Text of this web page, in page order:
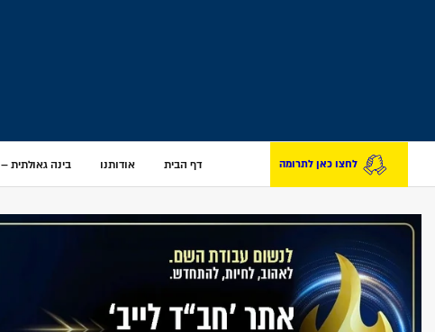
לחצו כאן לתרומה דף הבית אודותנו בינה גאולתית – AI